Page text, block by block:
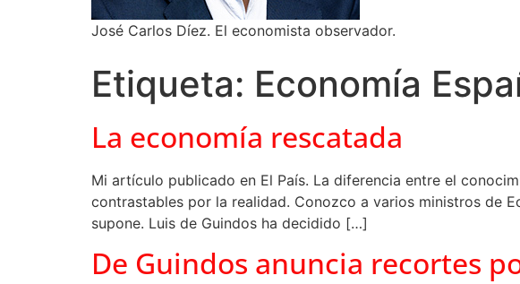
José Carlos Díez. El economista observador.
Etiqueta: Economía
La economía rescatada
Mi artículo publicado en El País. La diferencia entre el
contrastables por la realidad. Conozco a varios ministros de
supone. Luis de Guindos ha decidido […]
De Guindos anuncia recortes